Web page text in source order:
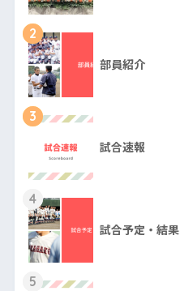
2
部員紹介
3
試合速報
4
試合予定・結果
5